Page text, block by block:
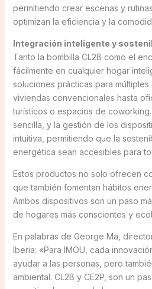
permitiendo crear escenas y
optimizan la eficiencia y la
Integración inteligente y
Tanto la bombilla CL2B como el
fácilmente en cualquier hogar
soluciones prácticas para
viviendas convencionales hasta
turísticos o espacios de
sencilla, y la gestión de los
intuitiva, permitiendo que la
energética sean accesibles para
Estos productos no solo ofrecen
que también fomentan hábitos
Ambos dispositivos son un paso
de hogares más conscientes y
En palabras de George Ma,
Iberia: «Para IMOU, cada
ayudar a las personas, pero
ambiental. CL2B y CE2P, son un